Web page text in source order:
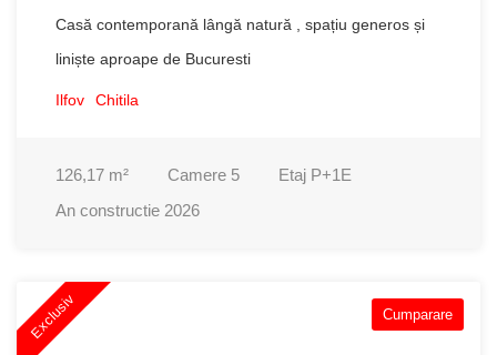
Casă contemporană lângă natură , spațiu generos și
liniște aproape de Bucuresti
Ilfov Chitila
126,17 m² Camere 5 Etaj P+1E
An constructie 2026
Exclusiv Cumparare